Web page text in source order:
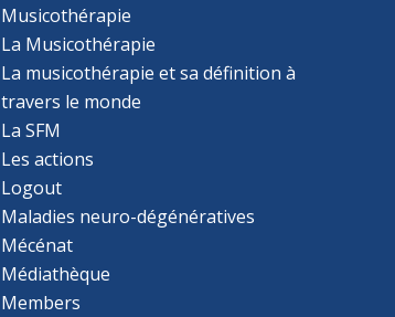
Musicothérapie
La Musicothérapie
La musicothérapie et sa définition à
travers le monde
La SFM
Les actions
Logout
Maladies neuro-dégénératives
Mécénat
Médiathèque
Members